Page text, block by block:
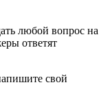
любой вопрос на
ответят
свой